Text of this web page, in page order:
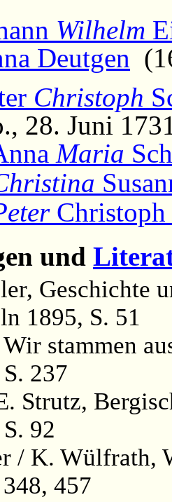
Wilhelm
Deutgen
Christoph
28. Juni
Maria
Christoph
und
Geschichte
1895, S. 51
stammen
237
Strutz,
92
/ K. Wülfrath,
457